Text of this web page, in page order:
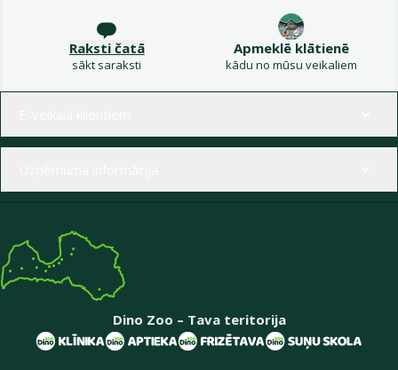
Raksti čatā
sākt saraksti
Apmeklē klātienē
kādu no mūsu veikaliem
Dino Zoo – Tava teritorija